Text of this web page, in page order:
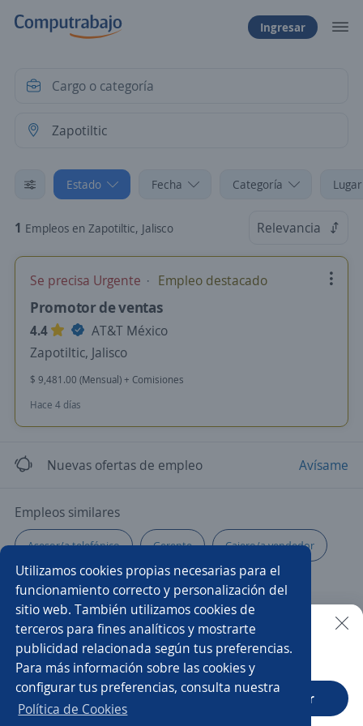
Utilizamos cookies propias necesarias para el
funcionamiento correcto y personalización del
sitio web. También utilizamos cookies de
terceros para fines analíticos y mostrarte
publicidad relacionada según tus preferencias.
Para más información sobre las cookies y
configurar tus preferencias, consulta nuestra
Política de Cookies
Ingresar
Estado Fecha Categoría
1 Empleos en Zapotiltic, Jalisco Relevancia
Se precisa Urgente Empleo destacado
Promotor de ventas
4.4
AT&T México
Zapotiltic, Jalisco
$ 9,481.00 (Mensual) + Comisiones
Hace 4 días
Nuevas ofertas de empleo Avísame
Empleos similares
Asesor/a telefónico Gerente Cajero/a vendedor
Asistente de producción Investigación
Asesor/a financiero Promotor/a de autoservicio
Gerente de sucursal Electromecánico/a
Gerente administrativo Vendedor/a
Buscar es más fácil en la app
CT App Abrir